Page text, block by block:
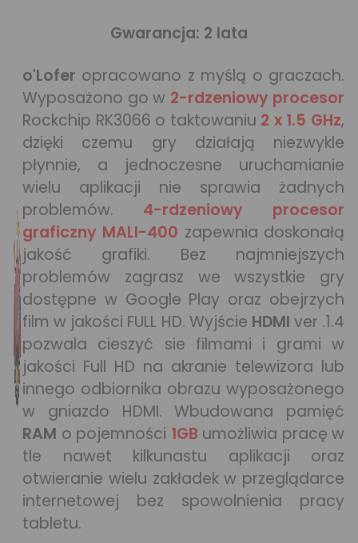
Gwarancja: 2 lata
o'Lofer opracowano z myślą o graczach.
Wyposażono go w 2-rdzeniowy procesor
Rockchip RK3066 o taktowaniu 2 x 1.5 GHz,
dzięki czemu gry działają niezwykle
płynnie, a jednoczesne uruchamianie
wielu aplikacji nie sprawia żadnych
problemów. 4-rdzeniowy procesor
graficzny MALI-400 zapewnia doskonałą
jakość grafiki. Bez najmniejszych
problemów zagrasz we wszystkie gry
dostępne w Google Play oraz obejrzych
film w jakości FULL HD. Wyjście HDMI ver .1.4
pozwala cieszyć sie filmami i grami w
jakości Full HD na akranie telewizora lub
innego odbiornika obrazu wyposażonego
w gniazdo HDMI. Wbudowana pamięć
RAM o pojemności 1GB umożliwia pracę w
tle nawet kilkunastu aplikacji oraz
otwieranie wielu zakładek w przeglądarce
internetowej bez spowolnienia pracy
tabletu.